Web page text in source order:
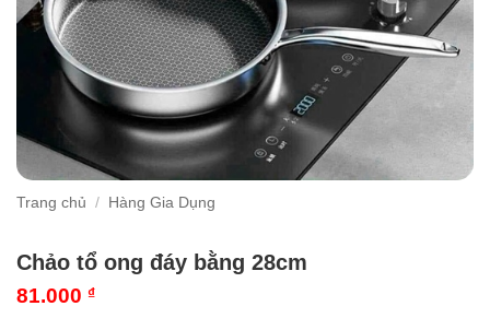
Trang chủ / Hàng Gia Dụng
Chảo tổ ong đáy bằng 28cm
81.000 ₫